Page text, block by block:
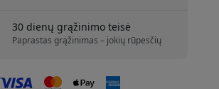
30 dienų grąžinimo teisė
Paprastas grąžinimas – jokių rūpesčių